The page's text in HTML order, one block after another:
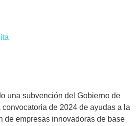
una subvención del Gobierno de
de 2024 de ayudas a la
de empresas innovadoras de base